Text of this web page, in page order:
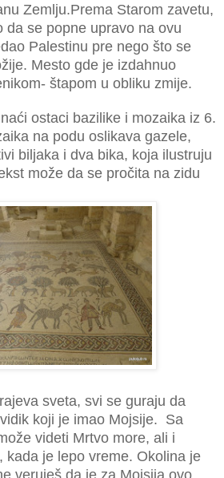
Zemlju.Prema Starom zavetu,
da se popne upravo na ovu
Palestinu pre nego što se
Mesto gde je izdahnuo
štapom u obliku zmije.
ostaci bazilike i mozaika iz 6.
na podu oslikava gazele,
biljaka i dva bika, koja ilustruju
može da se pročita na zidu
sveta, svi se guraju da
koji je imao Mojsije. Sa
videti Mrtvo more, ali i
kada je lepo vreme. Okolina je
veruješ da je za Mojsija ovo